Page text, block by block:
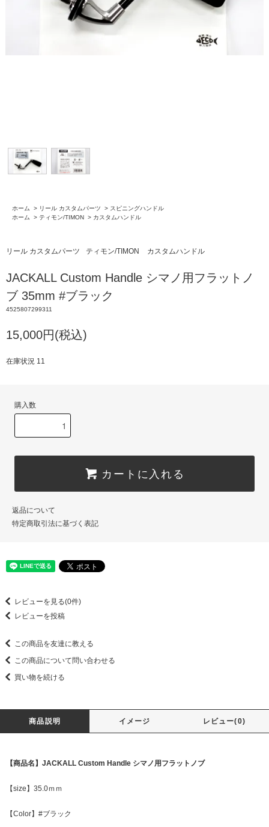
ホーム > リール カスタムパーツ > スピニングハンドル
ホーム
> ティモン/TIMON > カスタムハンドル
リール カスタムパーツ ティモン/TIMON カスタムハンドル
JACKALL Custom Handle シマノ用フラットノ
ブ 35mm #ブラック
4525807299311
15,000円(税込)
在庫状況 11
購入数
カートに入れる
返品について
特定商取引法に基づく表記
レビューを見る(0件)
レビューを投稿
この商品を友達に教える
この商品について問い合わせる
買い物を続ける
商品説明 イメージ レビュー(0)
【商品名】JACKALL Custom Handle シマノ用フラットノブ
【size】35.0ｍｍ
【Color】#ブラック